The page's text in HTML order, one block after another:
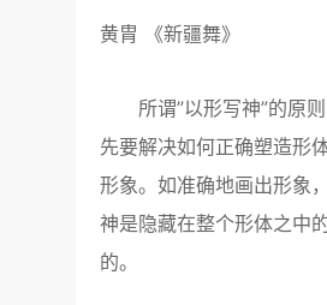
黄胄 《新疆舞》
所谓”以形写神”的原则
先要解决如何正确塑造形
形象。如准确地画出形象
神是隐藏在整个形体之中
的。